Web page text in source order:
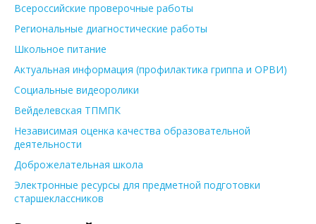
Всероссийские проверочные работы
Региональные диагностические работы
Школьное питание
Актуальная информация (профилактика гриппа и ОРВИ)
Социальные видеоролики
Вейделевская ТПМПК
Независимая оценка качества образовательной
деятельности
Доброжелательная школа
Электронные ресурсы для предметной подготовки
старшеклассников